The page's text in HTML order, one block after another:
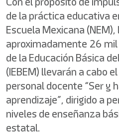
with
the
de la práctica educativa
Escuela Mexicana (NEM),
aproximadamente 26
de la Educación Básica
(IEBEM) llevarán a cabo
personal docente “Ser y
aprendizaje”, dirigido a
niveles de enseñanza
estatal.